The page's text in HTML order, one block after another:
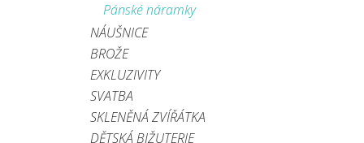
Pánské náramky
NÁUŠNICE
BROŽE
EXKLUZIVITY
SVATBA
SKLENĚNÁ ZVÍŘÁTKA
DĚTSKÁ BIŽUTERIE